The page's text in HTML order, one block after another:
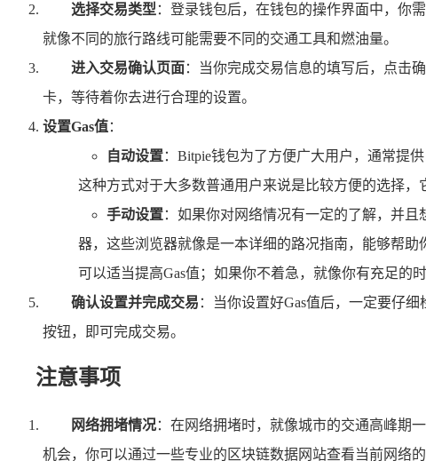
选择交易类型 ：登录钱包后，在钱包的操作界面中，你
就像不同的旅行路线可能需要不同的交通工具和燃油量。
进入交易确认页面：当你完成交易信息的填写后，点击
卡，等待着你去进行合理的设置。
设置Gas值：
自动设置：Bitpie钱包为了方便广大用户，通常提
这种方式对于大多数普通用户来说是比较方便的选择
手动设置：如果你对网络情况有一定的了解，并
器，这些浏览器就像是一本详细的路况指南，能够帮
可以适当提高Gas值；如果你不着急，就像你有充足的
确认设置并完成交易 ：当你设置好Gas值后，一定要仔
按钮，即可完成交易。
注意事项
网络拥堵情况：在网络拥堵时，就像城市的交通高峰期
机会，你可以通过一些专业的区块链数据网站查看当前网络